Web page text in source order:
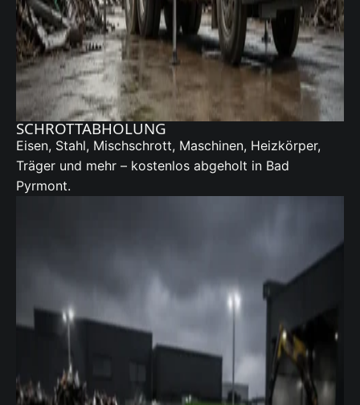
SCHROTTABHOLUNG
Eisen, Stahl, Mischschrott, Maschinen, Heizkörper,
Träger und mehr – kostenlos abgeholt in Bad
Pyrmont.